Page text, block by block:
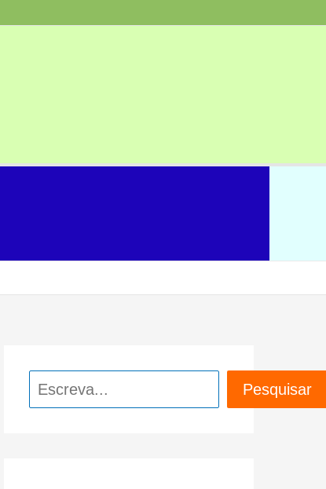
Pesquisar Pesquisar